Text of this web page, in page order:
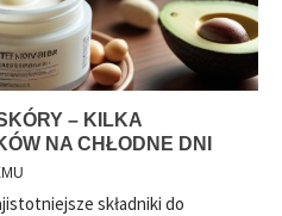
– KILKA
NA CHŁODNE DNI
składniki do